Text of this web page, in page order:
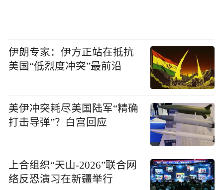
伊朗专家：伊方正站在抵抗
美国“低烈度冲突”最前沿
美伊冲突耗尽美国陆军“精确
打击导弹”？白宫回应
上合组织“天山-2026”联合网
络反恐演习在新疆举行